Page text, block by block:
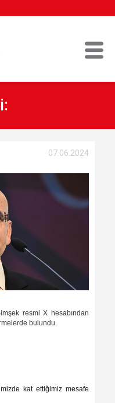
07.06.2024
resmi X hesabından
bulundu.
kat ettiğimiz mesafe